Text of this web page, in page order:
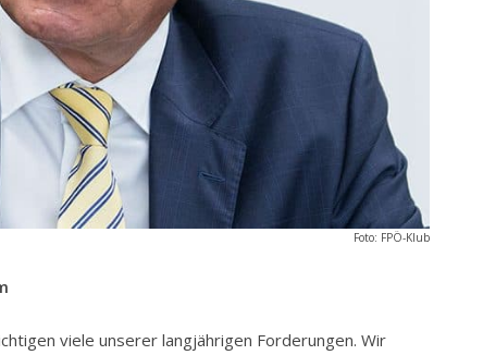
Foto: FPÖ-Klub
viele unserer langjährigen Forderungen. Wir